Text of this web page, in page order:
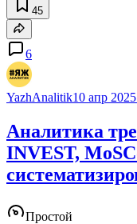
45
6
YazhAnalitik10 апр
Аналитика
INVEST,
Простой